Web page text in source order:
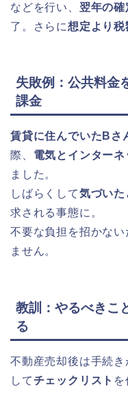
などを行い、 翌年の
了。さらに想定より税
失敗例：公共料金
課金
賃貸に住んでいたBさ
際、 電気とインターネ
ました。
しばらくして気づい
求される事態に。
不要な負担を招かない
ません。
教訓：やるべきこ
る
不動産売却後は手続き
してチェックリスト を